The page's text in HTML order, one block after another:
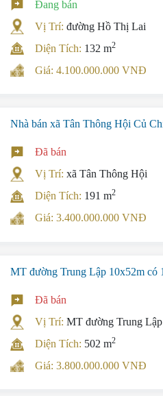
Đang bán
Vị Trí:đường Hồ Thị Lai
Diện Tích: 132 m2
Giá: 4.100.000.000 VNĐ
Nhà bán xã Tân Thông Hội Củ
Đã bán
Vị Trí:xã Tân Thông Hội
Diện Tích: 191 m2
Giá: 3.400.000.000 VNĐ
MT đường Trung Lập 10x52m
Đã bán
Vị Trí:MT đường Trung Lập
Diện Tích: 502 m2
Giá: 3.800.000.000 VNĐ